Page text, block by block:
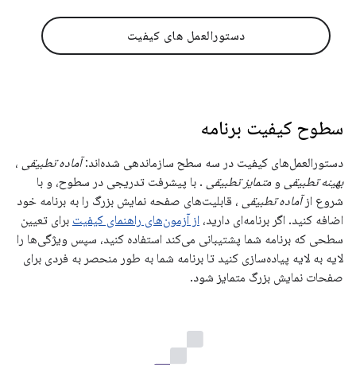
دستورالعمل های کیفیت
سطوح کیفیت برنامه
دستورالعمل‌های کیفیت در سه سطح سازماندهی شده‌اند:آماده تطبیقی ،
بهینه تطبیقی ​​و متمایز تطبیقی . با پیشرفت تدریجی در سطوح، و با
شروع ازآماده تطبیقی ، قابلیت‌های صفحه نمایش بزرگ را به برنامه خود
اضافه کنید. اگر برنامه‌ای دارید، از آزمون‌های راهنمای کیفیت برای تعیین
سطحی که برنامه شما پشتیبانی می‌کند استفاده کنید، سپس ویژگی‌ها را
لایه به لایه پیاده‌سازی کنید تا برنامه شما به طور منحصر به فردی برای
صفحات نمایش بزرگ متمایز شود.